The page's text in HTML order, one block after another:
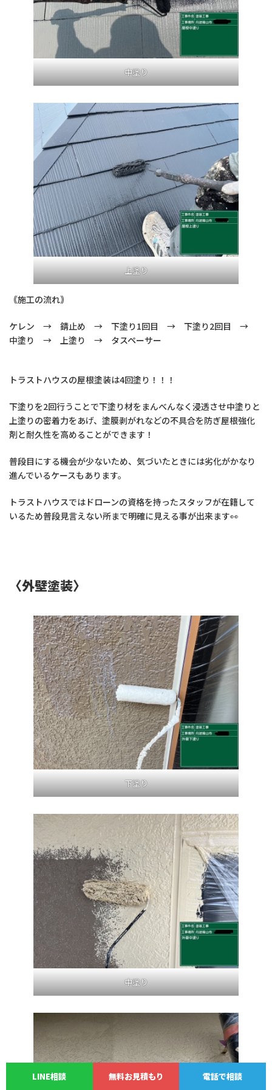
中塗り
上塗り
｟施工の流れ｠
ケレン → 錆止め → 下塗り1回目 → 下塗り2回目 →
中塗り → 上塗り → タスペーサー
トラストハウスの屋根塗装は4回塗り！！！
下塗りを2回行うことで下塗り材をまんべんなく浸透させ中塗りと
上塗りの密着力をあげ、塗膜剥がれなどの不具合を防ぎ屋根強化
剤と耐久性を高めることができます！
普段目にする機会が少ないため、気づいたときには劣化がかなり
進んでいるケースもあります。
トラストハウスではドローンの資格を持ったスタッフが在籍して
いるため普段見言えない所まで明確に見える事が出来ます👀
〈外壁塗装〉
下塗り
中塗り
LINE相談 無料お見積もり 電話で相談